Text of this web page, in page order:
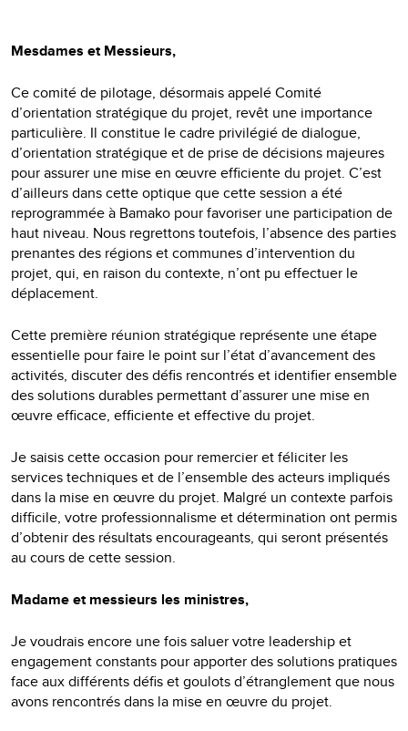
Mesdames et Messieurs,
Ce comité de pilotage, désormais appelé Comité
d’orientation stratégique du projet, revêt une importance
particulière. Il constitue le cadre privilégié de dialogue,
d’orientation stratégique et de prise de décisions majeures
pour assurer une mise en œuvre efficiente du projet. C’est
d’ailleurs dans cette optique que cette session a été
reprogrammée à Bamako pour favoriser une participation de
haut niveau. Nous regrettons toutefois, l’absence des parties
prenantes des régions et communes d’intervention du
projet, qui, en raison du contexte, n’ont pu effectuer le
déplacement.
Cette première réunion stratégique représente une étape
essentielle pour faire le point sur l’état d’avancement des
activités, discuter des défis rencontrés et identifier ensemble
des solutions durables permettant d’assurer une mise en
œuvre efficace, efficiente et effective du projet.
Je saisis cette occasion pour remercier et féliciter les
services techniques et de l’ensemble des acteurs impliqués
dans la mise en œuvre du projet. Malgré un contexte parfois
difficile, votre professionnalisme et détermination ont permis
d’obtenir des résultats encourageants, qui seront présentés
au cours de cette session.
Madame et messieurs les ministres,
Je voudrais encore une fois saluer votre leadership et
engagement constants pour apporter des solutions pratiques
face aux différents défis et goulots d’étranglement que nous
avons rencontrés dans la mise en œuvre du projet.